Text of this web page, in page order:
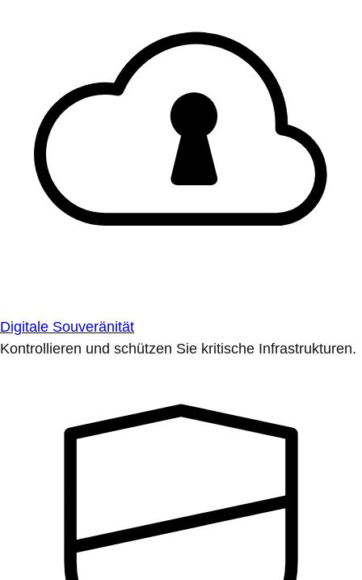
Digitale Souveränität
Kontrollieren und schützen Sie kritische Infrastrukturen.